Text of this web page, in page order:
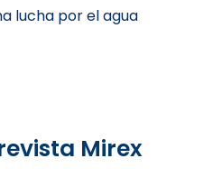
lucha por el agua
Mirex